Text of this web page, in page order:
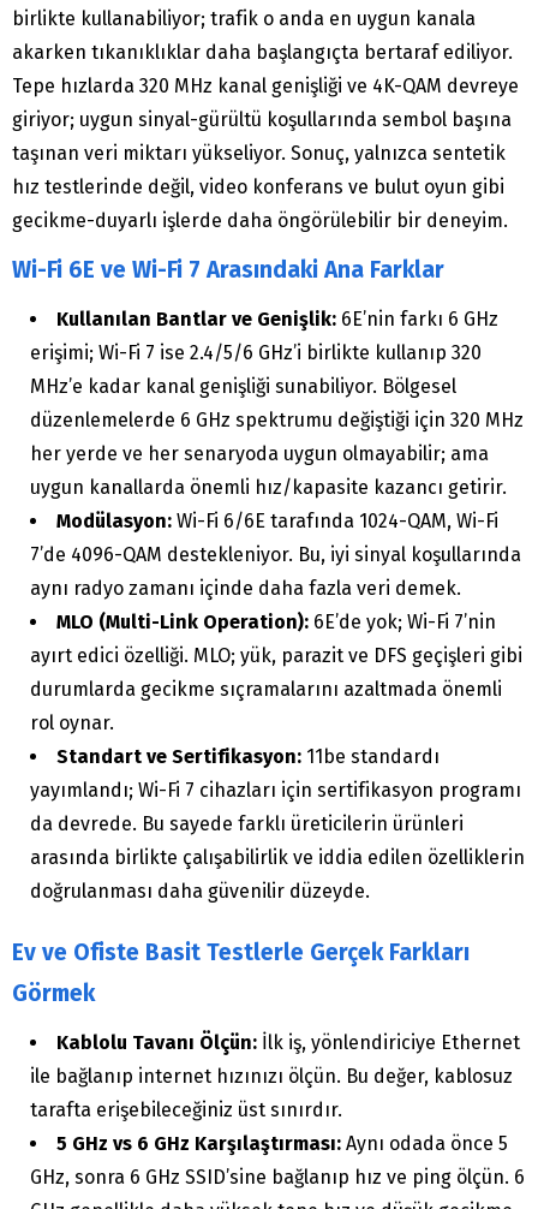
birlikte kullanabiliyor; trafik o anda en uygun kanala
akarken tıkanıklıklar daha başlangıçta bertaraf ediliyor.
Tepe hızlarda 320 MHz kanal genişliği ve 4K-QAM devreye
giriyor; uygun sinyal-gürültü koşullarında sembol başına
taşınan veri miktarı yükseliyor. Sonuç, yalnızca sentetik
hız testlerinde değil, video konferans ve bulut oyun gibi
gecikme-duyarlı işlerde daha öngörülebilir bir deneyim.
Wi-Fi 6E ve Wi-Fi 7 Arasındaki Ana Farklar
Kullanılan Bantlar ve Genişlik: 6E’nin farkı 6 GHz
erişimi; Wi-Fi 7 ise 2.4/5/6 GHz’i birlikte kullanıp 320
MHz’e kadar kanal genişliği sunabiliyor. Bölgesel
düzenlemelerde 6 GHz spektrumu değiştiği için 320 MHz
her yerde ve her senaryoda uygun olmayabilir; ama
uygun kanallarda önemli hız/kapasite kazancı getirir.
Modülasyon: Wi-Fi 6/6E tarafında 1024-QAM, Wi-Fi
7’de 4096-QAM destekleniyor. Bu, iyi sinyal koşullarında
aynı radyo zamanı içinde daha fazla veri demek.
MLO (Multi-Link Operation): 6E’de yok; Wi-Fi 7’nin
ayırt edici özelliği. MLO; yük, parazit ve DFS geçişleri gibi
durumlarda gecikme sıçramalarını azaltmada önemli
rol oynar.
Standart ve Sertifikasyon: 11be standardı
yayımlandı; Wi-Fi 7 cihazları için sertifikasyon programı
da devrede. Bu sayede farklı üreticilerin ürünleri
arasında birlikte çalışabilirlik ve iddia edilen özelliklerin
doğrulanması daha güvenilir düzeyde.
Ev ve Ofiste Basit Testlerle Gerçek Farkları
Görmek
Kablolu Tavanı Ölçün: İlk iş, yönlendiriciye Ethernet
ile bağlanıp internet hızınızı ölçün. Bu değer, kablosuz
tarafta erişebileceğiniz üst sınırdır.
5 GHz vs 6 GHz Karşılaştırması: Aynı odada önce 5
GHz, sonra 6 GHz SSID’sine bağlanıp hız ve ping ölçün. 6